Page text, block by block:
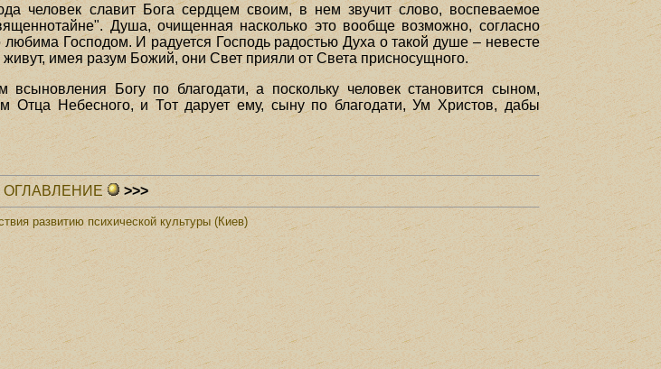
человек славит Бога сердцем своим, в нем звучит слово, воспеваемое
Душа, очищенная насколько это вообще возможно, согласно
Господом. И радуется Господь радостью Духа о такой душе – невесте
имея разум Божий, они Свет прияли от Света присносущного.
всыновления Богу по благодати, а поскольку человек становится сыном,
Отца Небесного, и Тот дарует ему, сыну по благодати, Ум Христов, дабы
ОГЛАВЛЕHИЕ >>>
развитию психической культуры (Киев)